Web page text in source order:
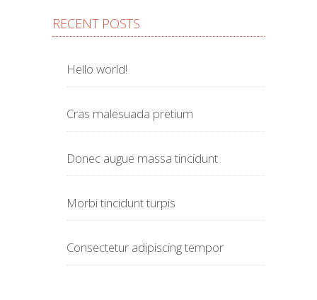
RECENT POSTS
Hello world!
Cras malesuada pretium
Donec augue massa tincidunt
Morbi tincidunt turpis
Consectetur adipiscing tempor